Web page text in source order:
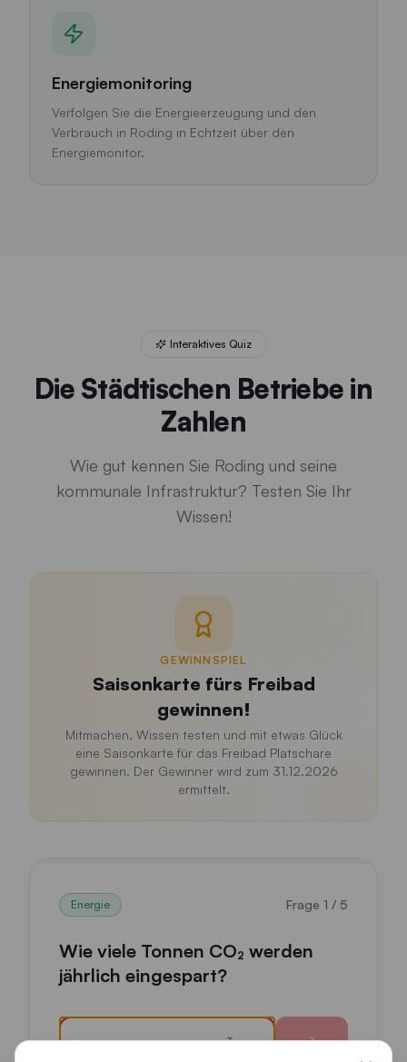
Energiemonitoring
Verfolgen Sie die Energieerzeugung und den
Verbrauch in Roding in Echtzeit über den
Energiemonitor.
Quiz gestartet. Frage 1 von 5: Wie viele Tonnen CO₂
Interaktives Quiz
Die Städtischen Betriebe in
Zahlen
Wie gut kennen Sie Roding und seine
kommunale Infrastruktur? Testen Sie Ihr
Wissen!
GEWINNSPIEL
Saisonkarte fürs Freibad
gewinnen!
Mitmachen, Wissen testen und mit etwas Glück
eine Saisonkarte für das Freibad Platschare
gewinnen. Der Gewinner wird zum 31.12.2026
ermittelt.
Energie Frage 1 / 5
Wie viele Tonnen CO₂ werden
jährlich eingespart?
Tonnen
Geben Sie Ihre Schätzung als Zahl ein und